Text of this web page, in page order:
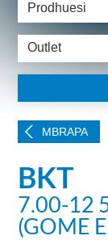
Prodhuesi
Outlet
MBRAPA
BKT
7.00-12
(GOME